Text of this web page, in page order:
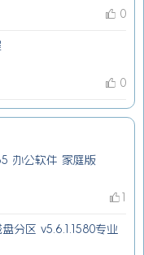
0
0
办公软件 家庭版
分区 v5.6.1.1580专业